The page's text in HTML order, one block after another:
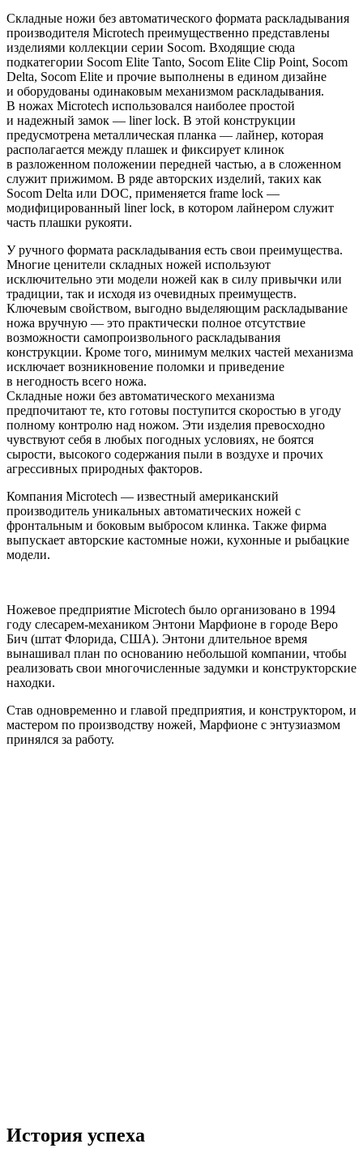
Складные ножи без автоматического формата раскладывания
производителя Microtech преимущественно представлены
изделиями коллекции серии Socom. Входящие сюда
подкатегории Socom Elite Tanto, Socom Elite Clip Point, Socom
Delta, Socom Elite и прочие выполнены в едином дизайне
и оборудованы одинаковым механизмом раскладывания.
В ножах Microtech использовался наиболее простой
и надежный замок — liner lock. В этой конструкции
предусмотрена металлическая планка — лайнер, которая
располагается между плашек и фиксирует клинок
в разложенном положении передней частью, а в сложенном
служит прижимом. В ряде авторских изделий, таких как
Socom Delta или DOC, применяется frame lock —
модифицированный liner lock, в котором лайнером служит
часть плашки рукояти.
У ручного формата раскладывания есть свои преимущества.
Многие ценители складных ножей используют
исключительно эти модели ножей как в силу привычки или
традиции, так и исходя из очевидных преимуществ.
Ключевым свойством, выгодно выделяющим раскладывание
ножа вручную — это практически полное отсутствие
возможности самопроизвольного раскладывания
конструкции. Кроме того, минимум мелких частей механизма
исключает возникновение поломки и приведение
в негодность всего ножа.
Складные ножи без автоматического механизма
предпочитают те, кто готовы поступится скоростью в угоду
полному контролю над ножом. Эти изделия превосходно
чувствуют себя в любых погодных условиях, не боятся
сырости, высокого содержания пыли в воздухе и прочих
агрессивных природных факторов.
Компания Microtech — известный американский
производитель уникальных автоматических ножей с
фронтальным и боковым выбросом клинка. Также фирма
выпускает авторские кастомные ножи, кухонные и рыбацкие
модели.
Ножевое предприятие Microtech было организовано в 1994
году слесарем-механиком Энтони Марфионе в городе Веро
Бич (штат Флорида, США). Энтони длительное время
вынашивал план по основанию небольшой компании, чтобы
реализовать свои многочисленные задумки и конструкторские
находки.
Став одновременно и главой предприятия, и конструктором, и
мастером по производству ножей, Марфионе с энтузиазмом
принялся за работу.
История успеха